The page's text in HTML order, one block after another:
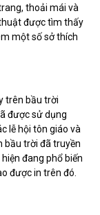
thoải mái và
được tìm thấy
một số sở thích
trên bầu trời
được sử dụng
lễ hội tôn giáo và
bầu trời đã truyền
đang phổ biến
được in trên đó.